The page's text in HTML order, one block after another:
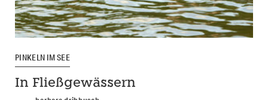
PINKELN IM SEE
In Fließgewässern